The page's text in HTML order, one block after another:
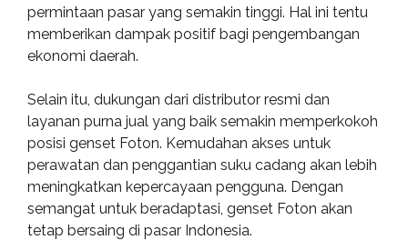
permintaan pasar yang semakin tinggi. Hal ini tentu
memberikan dampak positif bagi pengembangan
ekonomi daerah.
Selain itu, dukungan dari distributor resmi dan
layanan purna jual yang baik semakin memperkokoh
posisi genset Foton. Kemudahan akses untuk
perawatan dan penggantian suku cadang akan lebih
meningkatkan kepercayaan pengguna. Dengan
semangat untuk beradaptasi, genset Foton akan
tetap bersaing di pasar Indonesia.